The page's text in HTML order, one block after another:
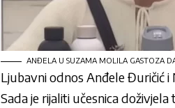
ANĐELA U SUZAMA MOLILA GASTOZA
Ljubavni odnos Anđele Đuričići
Sada je rijaliti učesnica